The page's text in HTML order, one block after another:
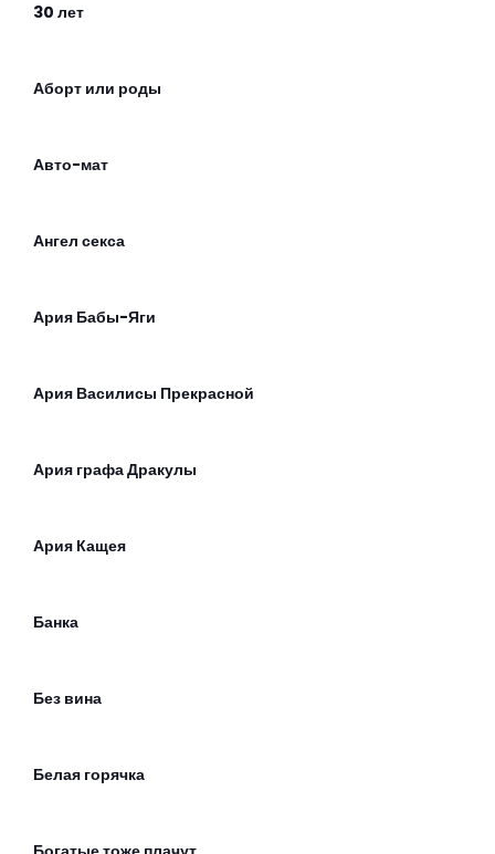
30 лет
Аборт или роды
Авто-мат
Ангел секса
Ария Бабы-Яги
Ария Василисы Прекрасной
Ария графа Дракулы
Ария Кащея
Банка
Без вина
Белая горячка